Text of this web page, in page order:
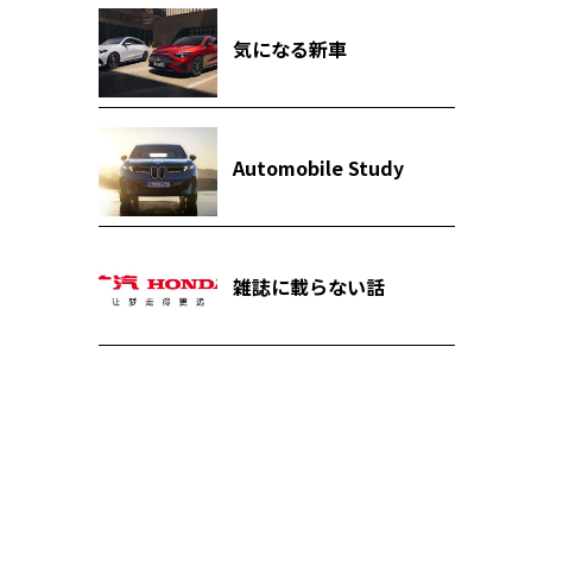
気になる新車
Automobile Study
雑誌に載らない話